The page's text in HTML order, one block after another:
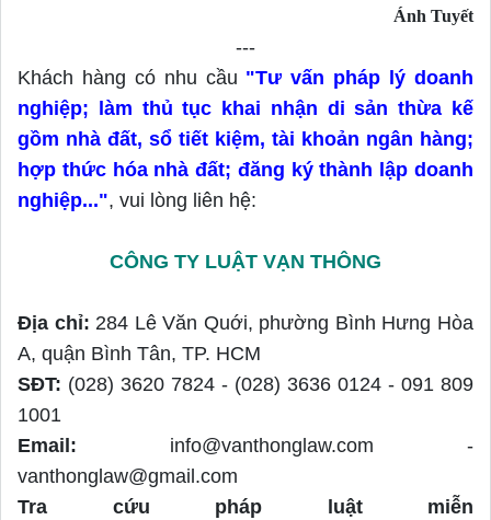
Ánh Tuyết
---
Khách hàng có nhu cầu "Tư vấn pháp lý doanh
nghiệp; làm thủ tục khai nhận di sản thừa kế
gồm nhà đất, sổ tiết kiệm, tài khoản ngân hàng;
hợp thức hóa nhà đất; đăng ký thành lập doanh
nghiệp...", vui lòng liên hệ:
CÔNG TY LUẬT VẠN THÔNG
Địa chỉ: 284 Lê Văn Quới, phường Bình Hưng Hòa
A, quận Bình Tân, TP. HCM
SĐT: (028) 3620 7824 - (028) 3636 0124 - 091 809
1001
Email: info@vanthonglaw.com -
vanthonglaw@gmail.com
Tra cứu pháp luật miễn